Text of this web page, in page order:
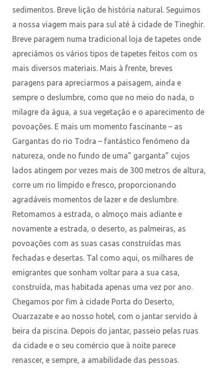
sedimentos. Breve lição de história natural. Seguimos
a nossa viagem mais para sul até à cidade de Tineghir.
Breve paragem numa tradicional loja de tapetes onde
apreciámos os vários tipos de tapetes feitos com os
mais diversos materiais. Mais à frente, breves
paragens para apreciarmos a paisagem, ainda e
sempre o deslumbre, como que no meio do nada, o
milagre da água, a sua vegetação e o aparecimento de
povoações. E mais um momento fascinante – as
Gargantas do rio Todra – fantástico fenómeno da
natureza, onde no fundo de uma” garganta” cujos
lados atingem por vezes mais de 300 metros de altura,
corre um rio límpido e fresco, proporcionando
agradáveis momentos de lazer e de deslumbre.
Retomamos a estrada, o almoço mais adiante e
novamente a estrada, o deserto, as palmeiras, as
povoações com as suas casas construídas mas
fechadas e desertas. Tal como aqui, os milhares de
emigrantes que sonham voltar para a sua casa,
construída, mas habitada apenas uma vez por ano.
Chegamos por fim à cidade Porta do Deserto,
Ouarzazate e ao nosso hotel, com o jantar servido à
beira da piscina. Depois do jantar, passeio pelas ruas
da cidade e o seu comércio que à noite parece
renascer, e sempre, a amabilidade das pessoas.